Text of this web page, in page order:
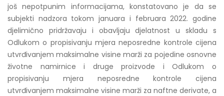
još nepotpunim informacijama, konstatovano je da se
subjekti nadzora tokom januara i februara 2022. godine
djelimično pridržavaju i obavljaju djelatnost u skladu s
Odlukom o propisivanju mjera neposredne kontrole cijena
utvrđivanjem maksimalne visine marži za pojedine osnovne
životne namirnice i druge proizvode i Odlukom o
propisivanju mjera neposredne kontrole cijena
utvrđivanjem maksimalne visine marži za naftne derivate, a